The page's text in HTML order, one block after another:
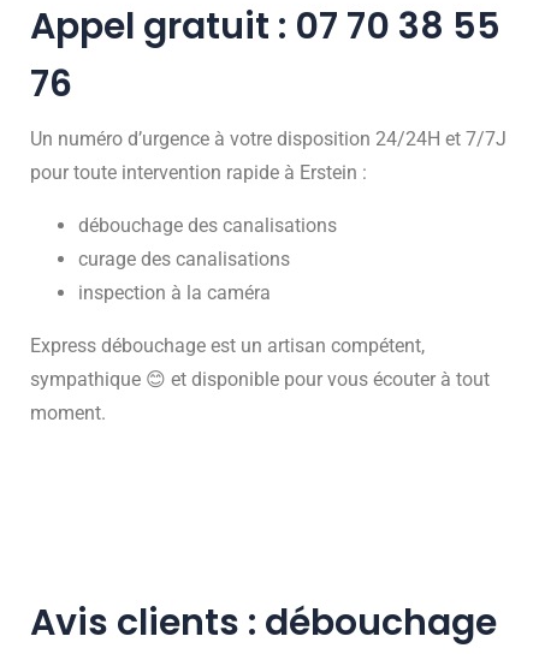
Appel gratuit : 07 70 38 55
76
Un numéro d’urgence à votre disposition 24/24H et 7/7J
pour toute intervention rapide à Erstein :
débouchage des canalisations
curage des canalisations
inspection à la caméra
Express débouchage est un artisan compétent,
sympathique 😊 et disponible pour vous écouter à tout
moment.
Avis clients : débouchage